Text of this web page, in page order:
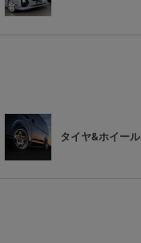
タイヤ&ホイール